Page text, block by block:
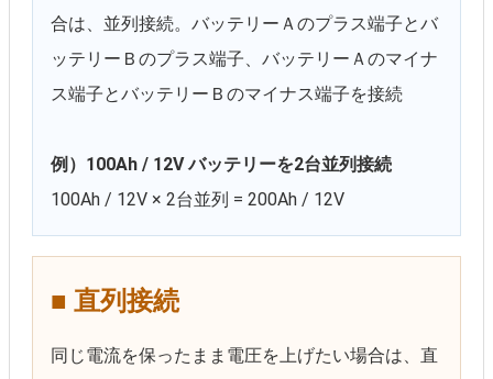
合は、並列接続。バッテリーＡのプラス端子とバ
ッテリーＢのプラス端子、バッテリーＡのマイナ
ス端子とバッテリーＢのマイナス端子を接続
例）100Ah / 12V バッテリーを2台並列接続
100Ah / 12V × 2台並列 = 200Ah / 12V
■ 直列接続
同じ電流を保ったまま電圧を上げたい場合は、直